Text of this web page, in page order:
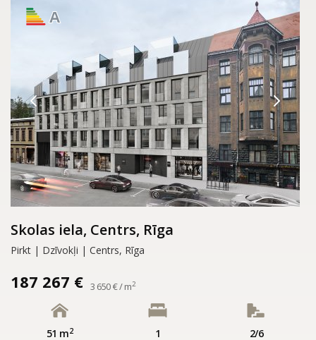
A
Skolas iela, Centrs, Rīga
Pirkt | Dzīvokļi | Centrs, Rīga
187 267 € 3 650 € / m2
51 m2 1 2/6